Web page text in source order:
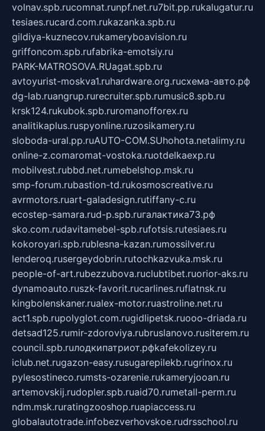
volnav.spb.rucomnat.runpf.net.ru7bit.pp.rukalugatur.ru
tesiaes.rucard.com.rukazanka.spb.ru
gildiya-kuznecov.rukameryboavision.ru
griffoncom.spb.rufabrika-emotsiy.ru
PARK-MATROSOVA.RUagat.spb.ru
avtoyurist-moskva1.ruhardware.org.ruсхема-авто.рф
dg-lab.ruangrup.rurecruiter.spb.rumusic8.spb.ru
krsk124.rukubok.spb.ruromanofforex.ru
analitikaplus.ruspyonline.ruzosikamery.ru
sloboda-ural.pp.ruAUTO-COM.SUhohota.netalimy.ru
online-z.comaromat-vostoka.ruotdelkaexp.ru
mobilvest.rubbd.net.rumebelshop.msk.ru
smp-forum.rubastion-td.rukosmoscreative.ru
avrmotors.ruart-galadesign.rutiffany-c.ru
ecostep-samara.rud-p.spb.ruгалактика73.рф
sko.com.rudavitamebel-spb.rufotsis.rutesiaes.ru
kokoroyari.spb.rublesna-kazan.rumossilver.ru
lenderoq.rusergeydobrin.rutochkazvuka.msk.ru
people-of-art.rubezzubova.ruclubtibet.ruorior-aks.ru
dynamoauto.ruszk-favorit.rucarlines.ruflatnsk.ru
kingbolenskaner.rualex-motor.ruastroline.net.ru
act1.spb.rupolyglot.com.rugidlipetsk.ruooo-driada.ru
detsad125.rumir-zdoroviya.rubruslanovo.rusiterem.ru
council.spb.ruлодкипатриот.рфkafekolizey.ru
iclub.net.rugazon-easy.rusugarepilekb.rugrinox.ru
pylesostineco.rumsts-ozarenie.rukameryjooan.ru
artemovskij.rudopler.spb.ruaid70.rumetall-perm.ru
ndm.msk.ruratingzooshop.ruapiaccess.ru
globalautotrade.infobezverhovskoe.rudrsschool.ru